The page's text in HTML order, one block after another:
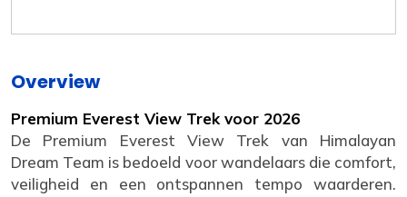
Overview
Premium Everest View Trek voor 2026
De Premium Everest View Trek van Himalayan
Dream Team is bedoeld voor wandelaars die comfort,
veiligheid en een ontspannen tempo waarderen.